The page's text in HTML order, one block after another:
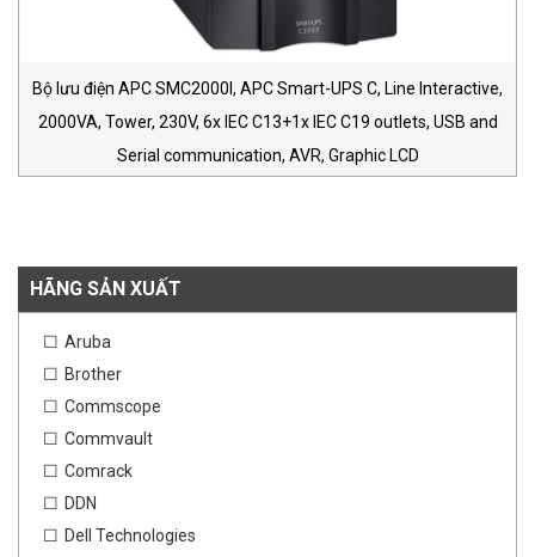
Bộ lưu điện APC SMC2000I, APC Smart-UPS C, Line Interactive,
2000VA, Tower, 230V, 6x IEC C13+1x IEC C19 outlets, USB and
Serial communication, AVR, Graphic LCD
HÃNG SẢN XUẤT
Aruba
Brother
Commscope
Commvault
Comrack
DDN
Dell Technologies